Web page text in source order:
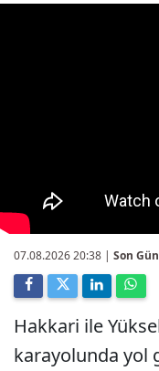
07.08.2026 20:38 | Son
Hakkari ile
karayolunda yol